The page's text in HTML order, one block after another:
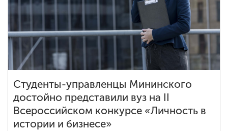
Студенты-управленцы Мининского
достойно представили вуз на II
Всероссийском конкурсе «Личность в
истории и бизнесе»